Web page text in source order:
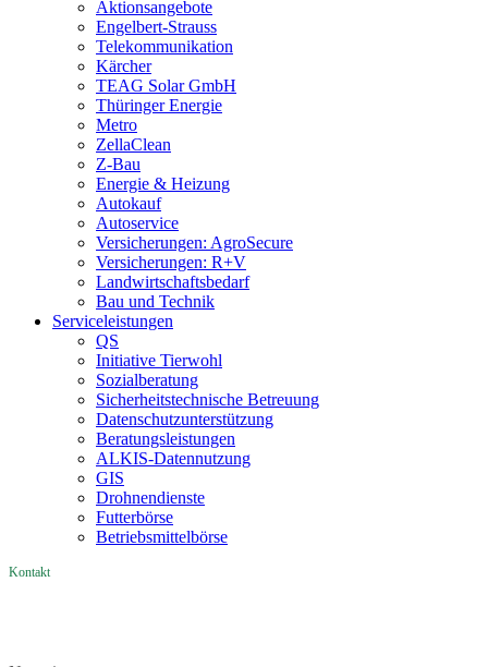
Aktionsangebote
Engelbert-Strauss
Telekommunikation
Kärcher
TEAG Solar GmbH
Thüringer Energie
Metro
ZellaClean
Z-Bau
Energie & Heizung
Autokauf
Autoservice
Versicherungen: AgroSecure
Versicherungen: R+V
Landwirtschaftsbedarf
Bau und Technik
Service­­leistungen
QS
Initiative Tierwohl
Sozialberatung
Sicherheitstechnische Betreuung
Datenschutzunterstützung
Beratungsleistungen
ALKIS-Datennutzung
GIS
Drohnendienste
Futterbörse
Betriebsmittelbörse
Kontakt